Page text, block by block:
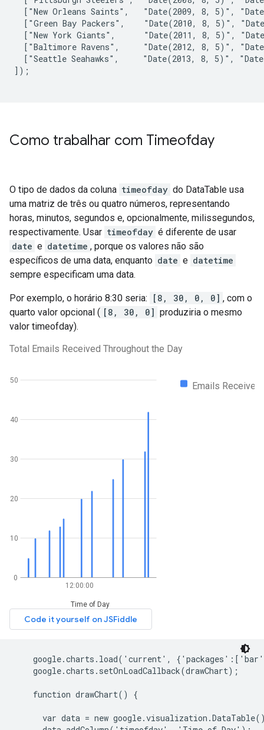
["New Orleans Saints",   "Date(2009, 8, 5)",
["Green Bay Packers",    "Date(2010, 8, 5)",
["New York Giants",      "Date(2011, 8, 5)",
["Baltimore Ravens",     "Date(2012, 8, 5)",
["Seattle Seahawks",     "Date(2013, 8, 5)",
]);
Como trabalhar com Timeofday
O tipo de dados da coluna timeofday do DataTable usa
uma matriz de três ou quatro números, representando
horas, minutos, segundos e, opcionalmente, milissegundos,
respectivamente. Usar timeofday é diferente de usar
date e datetime , porque os valores não são
específicos de uma data, enquanto date e datetime
sempre especificam uma data.
Por exemplo, o horário 8:30 seria: [8, 30, 0, 0] , com o
quarto valor opcional ( [8, 30, 0] produziria o mesmo
valor timeofday).
google.charts.load('current',
    google.charts.setOnLoadCallback(drawChart);
    function drawChart() {
var data = new